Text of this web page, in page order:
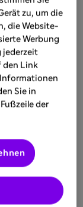
Apotheken
zu, um die
die Website-
Werbung
jederzeit
den Link
Sie in
der